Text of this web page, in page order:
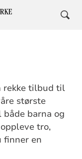
rekke tilbud til
største
både barna og
tro,
finner en